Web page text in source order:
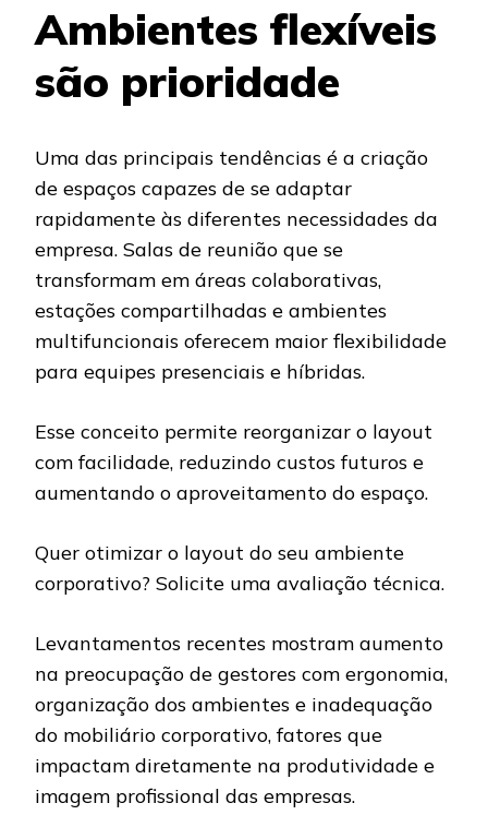
Ambientes flexíveis
são prioridade
Uma das principais tendências é a criação
de espaços capazes de se adaptar
rapidamente às diferentes necessidades da
empresa. Salas de reunião que se
transformam em áreas colaborativas,
estações compartilhadas e ambientes
multifuncionais oferecem maior flexibilidade
para equipes presenciais e híbridas.
Esse conceito permite reorganizar o layout
com facilidade, reduzindo custos futuros e
aumentando o aproveitamento do espaço.
Quer otimizar o layout do seu ambiente
corporativo? Solicite uma avaliação técnica.
Levantamentos recentes mostram aumento
na preocupação de gestores com ergonomia,
organização dos ambientes e inadequação
do mobiliário corporativo, fatores que
impactam diretamente na produtividade e
imagem profissional das empresas.